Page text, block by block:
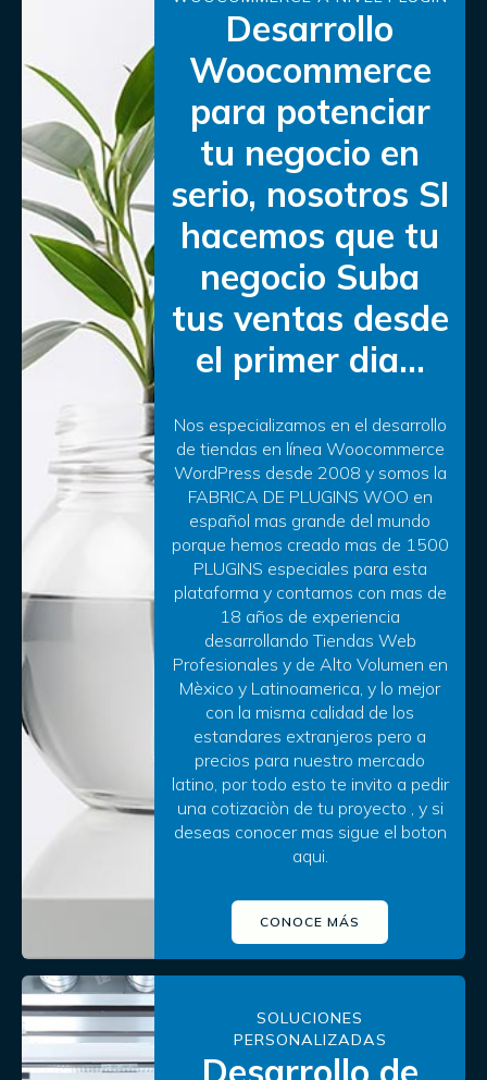
Desarrollo
Woocommerce
para potenciar
tu negocio en
serio, nosotros SI
hacemos que tu
negocio Suba
tus ventas desde
el primer dia…
Nos especializamos en el desarrollo
de tiendas en línea Woocommerce
WordPress desde 2008 y somos la
FABRICA DE PLUGINS WOO en
español mas grande del mundo
porque hemos creado mas de 1500
PLUGINS especiales para esta
plataforma y contamos con mas de
18 años de experiencia
desarrollando Tiendas Web
Profesionales y de Alto Volumen en
Mèxico y Latinoamerica, y lo mejor
con la misma calidad de los
estandares extranjeros pero a
precios para nuestro mercado
latino, por todo esto te invito a pedir
una cotizaciòn de tu proyecto , y si
deseas conocer mas sigue el boton
aqui.
CONOCE MÁS
SOLUCIONES
PERSONALIZADAS
Desarrollo de